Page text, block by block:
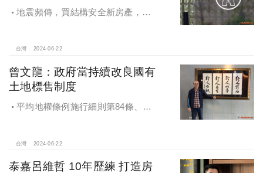
地震頻傳，買結構安全新房產，居
川」結構安全4重點+景觀第一排，傳
台灣 2024-06-22
曾文龍：政府當持續改良國有
土地標售制度
平均地權條例施行細則第84條、市
彈性
台灣 2024-06-22
泰嘉呂維哲 10年歷練 打造房